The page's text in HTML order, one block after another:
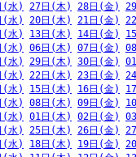
(水) 27日(木) 28日(金)
(水) 20日(木) 21日(金)
(水) 13日(木) 14日(金)
(水) 06日(木) 07日(金)
(水) 29日(木) 30日(金)
(水) 22日(木) 23日(金)
(水) 15日(木) 16日(金)
(水) 08日(木) 09日(金)
(水) 01日(木) 02日(金)
(水) 25日(木) 26日(金)
(水) 18日(木) 19日(金)